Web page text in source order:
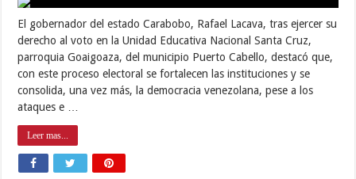
El gobernador del estado Carabobo, Rafael Lacava, tras ejercer su
derecho al voto en la Unidad Educativa Nacional Santa Cruz,
parroquia Goaigoaza, del municipio Puerto Cabello, destacó que,
con este proceso electoral se fortalecen las instituciones y se
consolida, una vez más, la democracia venezolana, pese a los
ataques e …
Leer mas...